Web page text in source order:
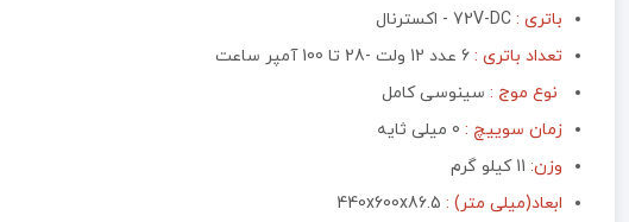
باتری : 72V-DC - اکسترنال
تعداد باتری :
نوع موج : سینوسی کامل
زمان سوییچ : 0 میلی ثایه
وزن: 11 کیلو گرم
ابعاد(میلی متر) :